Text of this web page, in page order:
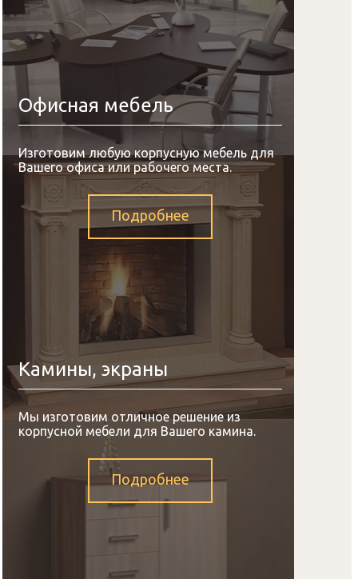
Офисная мебель
Изготовим любую корпусную мебель для
Вашего офиса или рабочего места.
Подробнее
Камины, экраны
Мы изготовим отличное решение из
корпусной мебели для Вашего камина.
Подробнее